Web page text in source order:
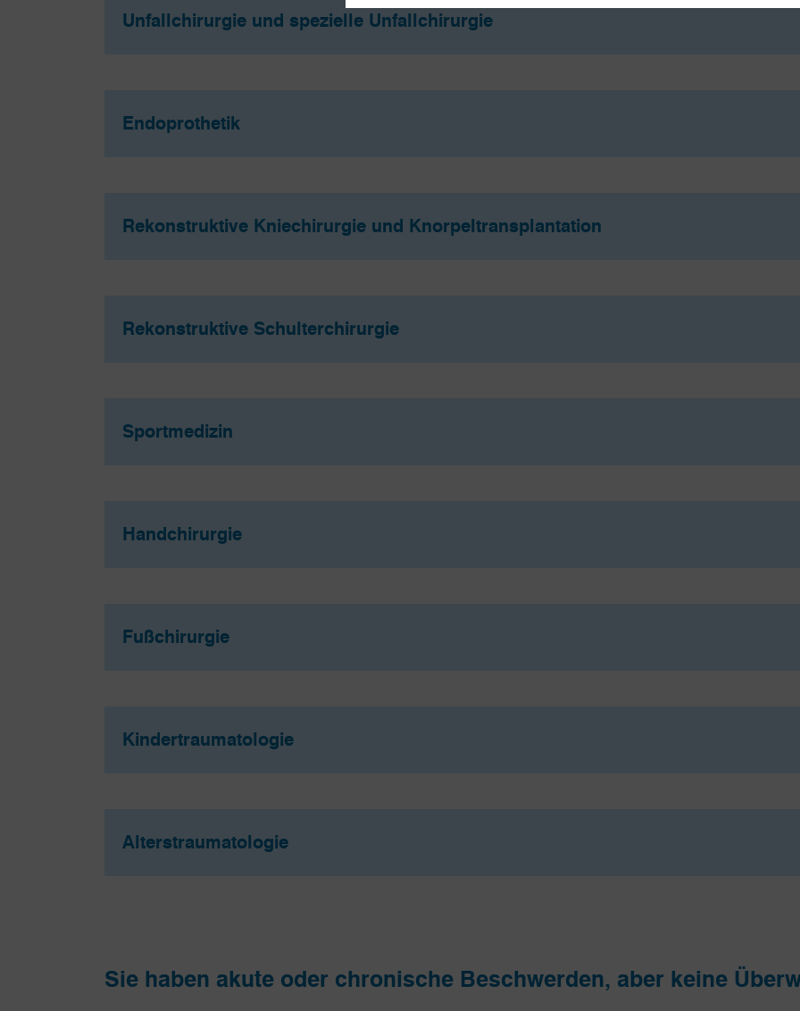
Unfallchirurgie und spezielle Unfallchirurgie
Endoprothetik
Rekonstruktive Kniechirurgie und Knorpeltransplantation
Rekonstruktive Schulterchirurgie
Sportmedizin
Handchirurgie
Fußchirurgie
Kindertraumatologie
Alterstraumatologie
Sie haben akute oder chronische Beschwerden, aber keine